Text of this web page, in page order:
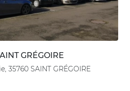
GRÉGOIRE
35760 SAINT GRÉGOIRE